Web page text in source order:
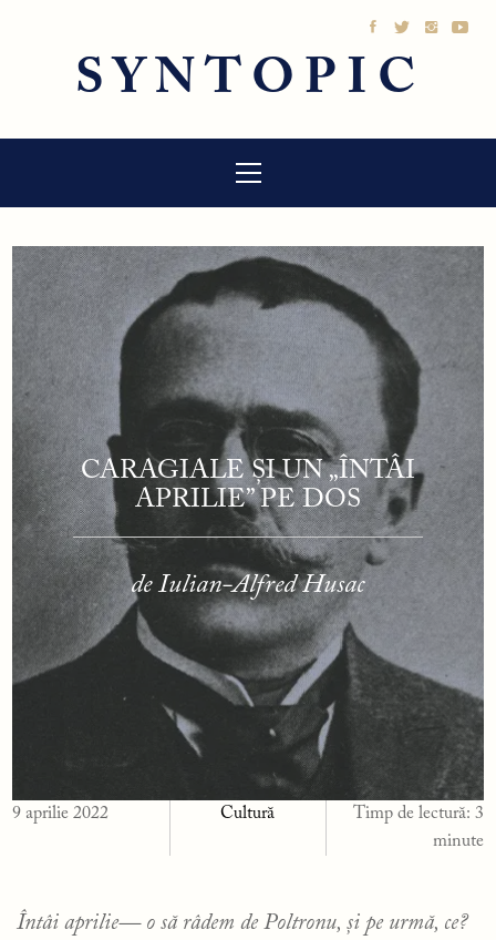
SYNTOPIC
principal
CARAGIALE ȘI UN „ÎNTÂI
APRILIE” PE DOS
de Iulian-Alfred Husac
9 aprilie 2022 Cultură Timp de lectură: 3
minute
Întâi aprilie— o să râdem de Poltronu, și pe urmă, ce?